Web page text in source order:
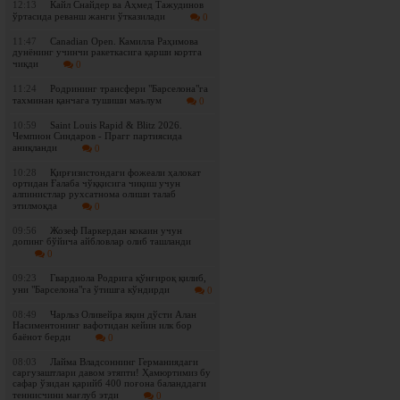
12:13
Кайл Снайдер ва Аҳмед Тажудинов
ўртасида реванш жанги ўтказилади
0
11:47
Canadian Open. Камилла Раҳимова
дунёнинг учинчи ракеткасига қарши кортга
чиқди
0
11:24
Родрининг трансфери "Барселона"га
тахминан қанчага тушиши маълум
0
10:59
Saint Louis Rapid & Blitz 2026.
Чемпион Синдаров - Прагг партиясида
аниқланди
0
10:28
Қирғизистондаги фожеали ҳалокат
ортидан Ғалаба чўққисига чиқиш учун
алпинистлар рухсатнома олиши талаб
этилмоқда
0
09:56
Жозеф Паркердан кокаин учун
допинг бўйича айбловлар олиб ташланди
0
09:23
Гвардиола Родрига қўнғироқ қилиб,
уни "Барселона"га ўтишга кўндирди
0
08:49
Чарльз Оливейра яқин дўсти Алан
Насиментонинг вафотидан кейин илк бор
баёнот берди
0
08:03
Лайма Владсоннинг Германиядаги
саргузаштлари давом этяпти! Ҳамюртимиз бу
сафар ўзидан қарийб 400 поғона баланддаги
теннисчини мағлуб этди
0